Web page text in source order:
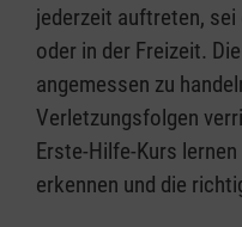
jederzeit auftreten,
oder in der Freizeit.
angemessen zu
Verletzungsfolgen
Erste-Hilfe-Kurs
erkennen und die